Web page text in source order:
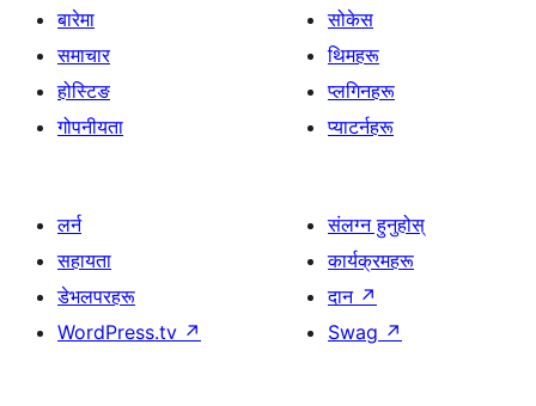
बारेमा
समाचार
होस्टिङ
गोपनीयता
सोकेस
थिमहरू
प्लगिनहरू
प्याटर्नहरू
लर्न
सहायता
डेभलपरहरू
WordPress.tv ↗
संलग्न हुनुहोस्
कार्यक्रमहरू
दान ↗
Swag ↗